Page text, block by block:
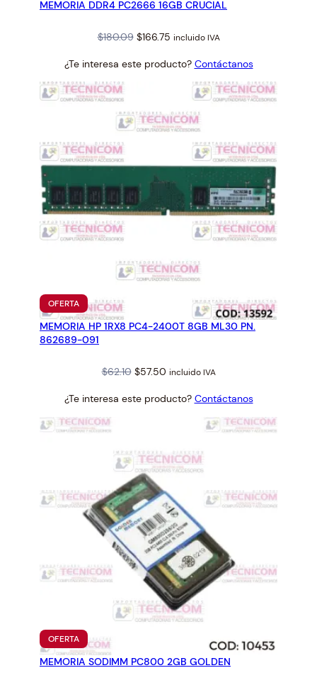
OFERTA
MEMORIA DDR4 PC2666 16GB CRUCIAL
$180.09 Original
was:
$166.75Current
is:
$166.75.
incluido IVA
¿Te interesa este producto? Contáctanos
OFERTAPRODUCTO
EN
OFERTA
MEMORIA HP 1RX8 PC4-2400T 8GB ML30 PN.
862689-091
$62.10 Original
was:
$57.50Current
is:
incluido IVA
¿Te interesa este producto? Contáctanos
OFERTAPRODUCTO
EN
OFERTA
MEMORIA SODIMM PC800 2GB GOLDEN